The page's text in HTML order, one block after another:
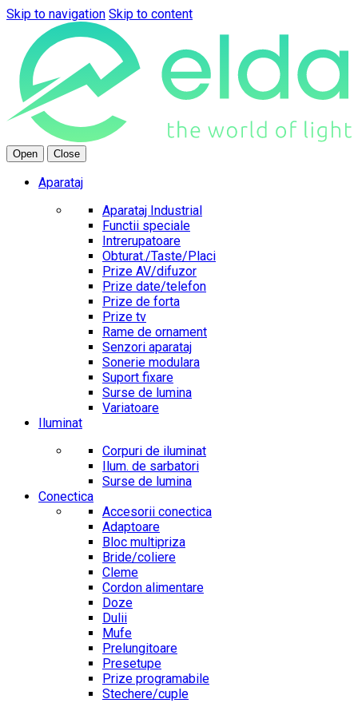
Skip to navigation Skip to content
Open Close
Aparataj
Aparataj Industrial
Functii speciale
Intrerupatoare
Obturat./Taste/Placi
Prize AV/difuzor
Prize date/telefon
Prize de forta
Prize tv
Rame de ornament
Senzori aparataj
Sonerie modulara
Suport fixare
Surse de lumina
Variatoare
Iluminat
Corpuri de iluminat
Ilum. de sarbatori
Surse de lumina
Conectica
Accesorii conectica
Adaptoare
Bloc multipriza
Bride/coliere
Cleme
Cordon alimentare
Doze
Dulii
Mufe
Prelungitoare
Presetupe
Prize programabile
Stechere/cuple